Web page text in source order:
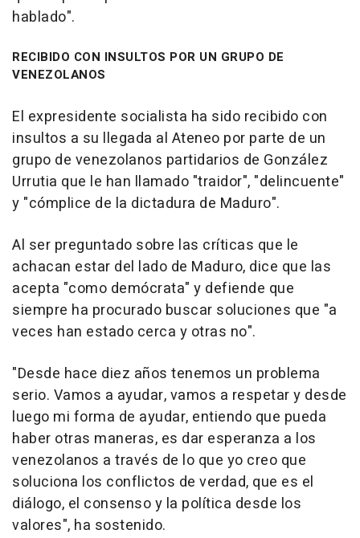
hablado".
RECIBIDO CON INSULTOS POR UN GRUPO DE
VENEZOLANOS
El expresidente socialista ha sido recibido con
insultos a su llegada al Ateneo por parte de un
grupo de venezolanos partidarios de González
Urrutia que le han llamado "traidor", "delincuente"
y "cómplice de la dictadura de Maduro".
Al ser preguntado sobre las críticas que le
achacan estar del lado de Maduro, dice que las
acepta "como demócrata" y defiende que
siempre ha procurado buscar soluciones que "a
veces han estado cerca y otras no".
"Desde hace diez años tenemos un problema
serio. Vamos a ayudar, vamos a respetar y desde
luego mi forma de ayudar, entiendo que pueda
haber otras maneras, es dar esperanza a los
venezolanos a través de lo que yo creo que
soluciona los conflictos de verdad, que es el
diálogo, el consenso y la política desde los
valores", ha sostenido.